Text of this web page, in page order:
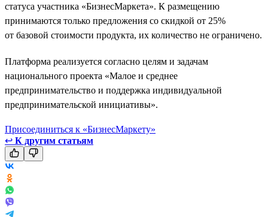
статуса участника «БизнесМаркета». К размещению
принимаются только предложения со скидкой от 25%
от базовой стоимости продукта, их количество не ограничено.
Платформа реализуется согласно целям и задачам
национального проекта «Малое и среднее
предпринимательство и поддержка индивидуальной
предпринимательской инициативы».
Присоединиться к «БизнесМаркету»
↩ К другим статьям